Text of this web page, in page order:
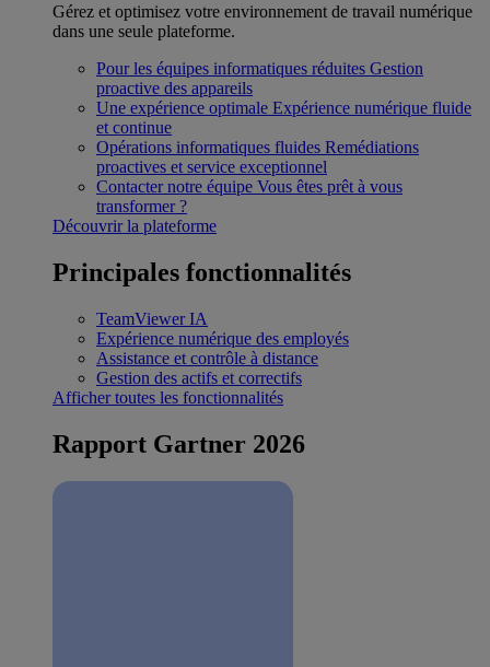
Gérez et optimisez votre environnement de travail numérique
dans une seule plateforme.
Pour les équipes informatiques réduites Gestion
proactive des appareils
Une expérience optimale Expérience numérique fluide
et continue
Opérations informatiques fluides Remédiations
proactives et service exceptionnel
Contacter notre équipe Vous êtes prêt à vous
transformer ?
Découvrir la plateforme
Principales fonctionnalités
TeamViewer IA
Expérience numérique des employés
Assistance et contrôle à distance
Gestion des actifs et correctifs
Afficher toutes les fonctionnalités
Rapport Gartner 2026